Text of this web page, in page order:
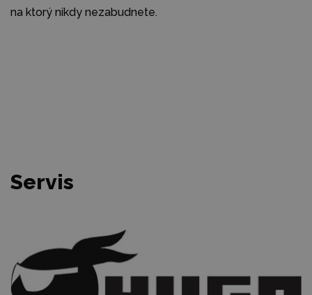
na ktorý nikdy nezabudnete.
Servis